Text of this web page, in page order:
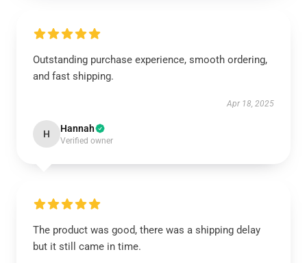
Outstanding purchase experience, smooth ordering,
and fast shipping.
Apr 18, 2025
H Hannah
Verified owner
The product was good, there was a shipping delay
but it still came in time.